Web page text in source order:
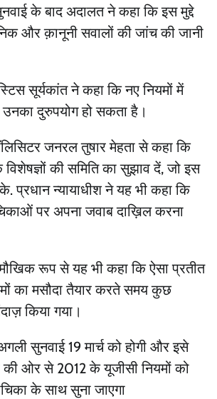
के बाद अदालत ने कहा कि इस मुद्दे
और क़ानूनी सवालों की जांच की जानी
सूर्यकांत ने कहा कि नए नियमों में
दुरुपयोग हो सकता है।
जनरल तुषार मेहता से कहा कि
की समिति का सुझाव दें, जो इस
प्रधान न्यायाधीश ने यह भी कहा कि
पर अपना जवाब दाख़िल करना
रूप से यह भी कहा कि ऐसा प्रतीत
का मसौदा तैयार करते समय कुछ
किया गया।
सुनवाई 19 मार्च को होगी और इसे
की ओर से 2012 के यूजीसी नियमों को
के साथ सुना जाएगा